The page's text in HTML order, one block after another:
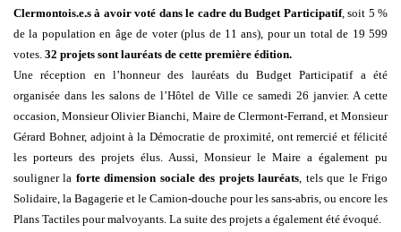
Clermontois.e.s à avoir voté dans le cadre du Budget Participatif, soit 5 %
de la population en âge de voter (plus de 11 ans), pour un total de 19 599
votes. 32 projets sont lauréats de cette première édition.
Uneréception en l’honneur des lauréats du Budget Participatif a été
organisée dans les salons de l’Hôtel de Ville ce samedi 26 janvier. A cette
occasion, Monsieur Olivier Bianchi, Maire de Clermont-Ferrand, et Monsieur
Gérard Bohner, adjoint à la Démocratie de proximité, ont remercié et félicité
les porteurs des projets élus. Aussi, Monsieur le Maire a également pu
souligner la forte dimension sociale des projets lauréats , tels que le Frigo
Solidaire, la Bagagerie et le Camion-douche pour les sans-abris, ou encore les
Plans Tactiles pour malvoyants. La suite des projets a également été évoqué.